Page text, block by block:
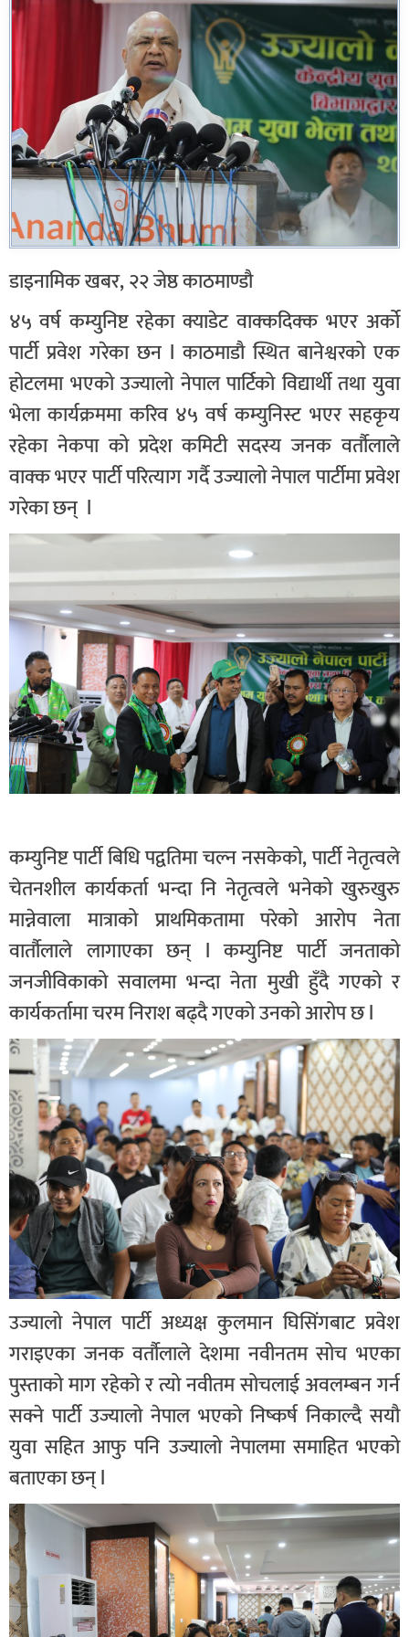
डाइनामिक खबर, २२ जेष्ठ काठमाण्डौ
४५ वर्ष कम्युनिष्ट रहेका क्याडेट वाक्कदिक्क भएर अर्को
पार्टी प्रवेश गरेका छन l काठमाडौ स्थित बानेश्वरको एक
होटलमा भएको उज्यालो नेपाल पार्टिको विद्यार्थी तथा युवा
भेला कार्यक्रममा करिव ४५ वर्ष कम्युनिस्ट भएर सहकृय
रहेका नेकपा को प्रदेश कमिटी सदस्य जनक वर्तौलाले
वाक्क भएर पार्टी परित्याग गर्दै उज्यालो नेपाल पार्टीमा प्रवेश
गरेका छन् l
कम्युनिष्ट पार्टी बिधि पद्वतिमा चल्न नसकेको, पार्टी नेतृत्वले
चेतनशील कार्यकर्ता भन्दा नि नेतृत्वले भनेको खुरुखुरु
मान्नेवाला मात्राको प्राथमिकतामा परेको आरोप नेता
वार्तौलाले लागाएका छन् l कम्युनिष्ट पार्टी जनताको
जनजीविकाको सवालमा भन्दा नेता मुखी हुँदै गएको र
कार्यकर्तामा चरम निराश बढ्दै गएको उनको आरोप छ l
उज्यालो नेपाल पार्टी अध्यक्ष कुलमान घिसिंगबाट प्रवेश
गराइएका जनक वर्तौलाले देशमा नवीनतम सोच भएका
पुस्ताको माग रहेको र त्यो नवीतम सोचलाई अवलम्बन गर्न
सक्ने पार्टी उज्यालो नेपाल भएको निष्कर्ष निकाल्दै सयौ
युवा सहित आफु पनि उज्यालो नेपालमा समाहित भएको
बताएका छन् l